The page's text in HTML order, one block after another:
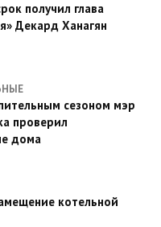
получил глава
Декард Ханагян
сезоном мэр
проверил
дома
котельной